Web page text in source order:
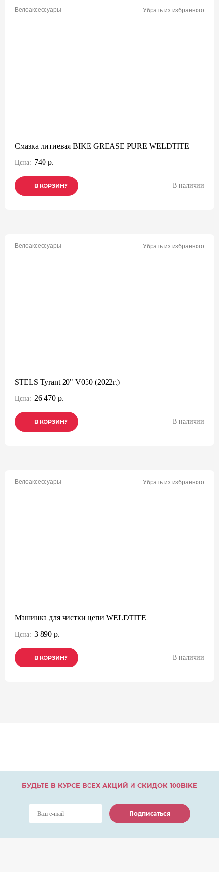
Велоаксессуары Убрать из избранного
Смазка литиевая BIKE GREASE PURE WELDTITE
Цена: 740 р.
В КОРЗИНУ
В КОРЗИНУ
В КОРЗИНУ В наличии
Велоаксессуары Убрать из избранного
STELS Tyrant 20" V030 (2022г.)
Цена: 26 470 р.
В КОРЗИНУ
В КОРЗИНУ
В КОРЗИНУ В наличии
Велоаксессуары Убрать из избранного
Машинка для чистки цепи WELDTITE
Цена: 3 890 р.
В КОРЗИНУ
В КОРЗИНУ
В КОРЗИНУ В наличии
БУДЬТЕ В КУРСЕ ВСЕХ АКЦИЙ И СКИДОК 100BIKE
Подписаться
Подписаться
Подписаться